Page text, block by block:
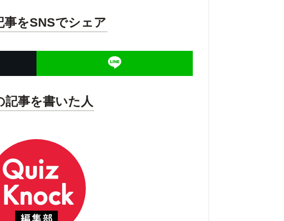
事をSNSでシェア
記事を書いた人